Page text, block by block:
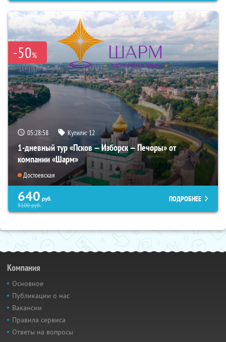
-50%
05:28:57 Купили:12
1-дневный тур «Псков — Изборск — Печоры» от
компании «Шарм»
Достоевская
640 руб.
5100руб.
ПОДРОБНЕЕ
Компания
Основное
Публикации о нас
Вакансии
Правила сервиса
Ответы на вопросы